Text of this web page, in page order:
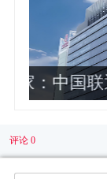
独家：
评论 0